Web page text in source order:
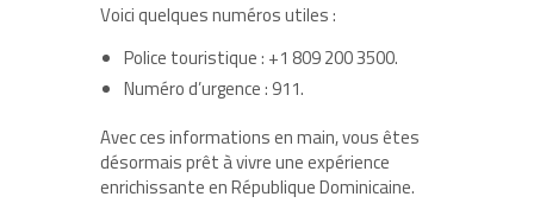
Voici quelques numéros utiles :
Police touristique : +1 809 200 3500.
Numéro d’urgence : 911.
Avec ces informations en main, vous êtes
désormais prêt à vivre une expérience
enrichissante en République Dominicaine.